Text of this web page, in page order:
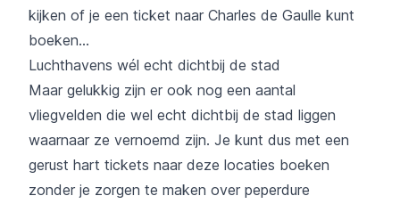
kijken of je een ticket naar Charles de Gaulle kunt
boeken…
Luchthavens wél echt dichtbij de stad
Maar gelukkig zijn er ook nog een aantal
vliegvelden die wel echt dichtbij de stad liggen
waarnaar ze vernoemd zijn. Je kunt dus met een
gerust hart tickets naar deze locaties boeken
zonder je zorgen te maken over peperdure